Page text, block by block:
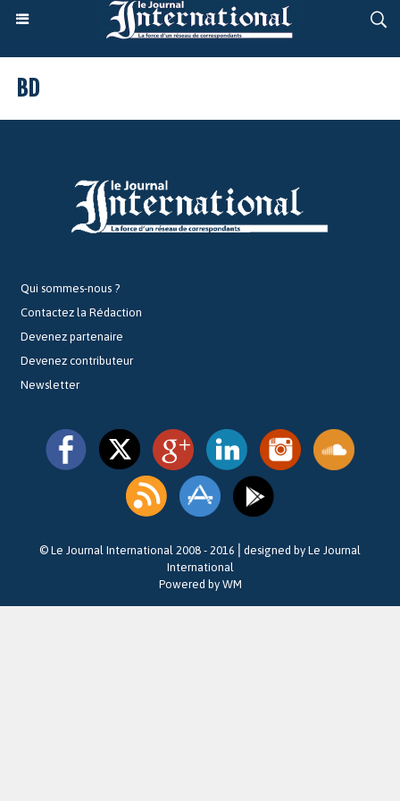
BD
Qui sommes-nous ?
Contactez la Rédaction
Devenez partenaire
Devenez contributeur
Newsletter
© Le Journal International 2008 - 2016⎪designed by Le Journal
International
Powered by WM